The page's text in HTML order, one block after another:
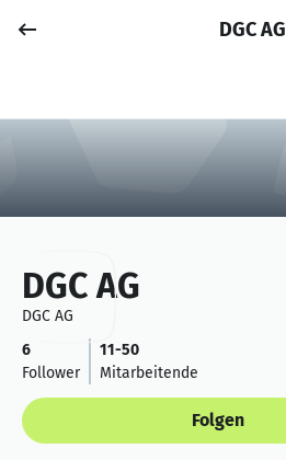
DGC AG
DGC AG
DGC AG
6
Follower
11-50
Mitarbeitende
Folgen